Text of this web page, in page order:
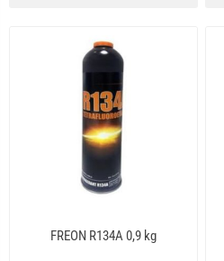
FREON R134A 0,9 kg